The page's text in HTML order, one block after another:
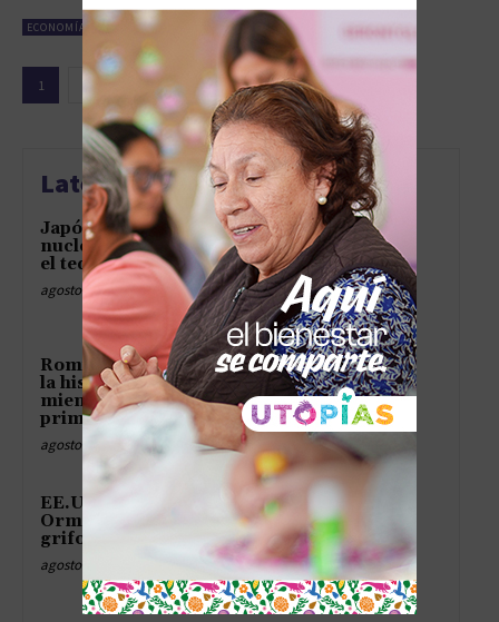
ECONOMÍA
1
Latest news
Japón flirtea con las bombas
nucleares como quien esconde
el tequila de la suegra
agosto 9, 2026
Romina Hinojosa pedalea hasta
la historia en el Tour de Francia
mientras el pelotón celebra su
primer romance nacional
agosto 9, 2026
EE.UU. saca la flota para tapar
Ormuz como quien cierra el
grifo
agosto 9, 2026